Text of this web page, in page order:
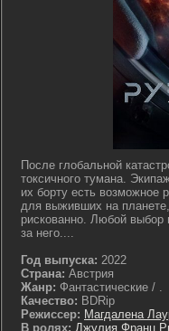
После глобальной
токсичного тумана.
их борту есть возможное
для выживших на
рискованно. Любой
за него....
Год выпуска: 2022
Страна: Австрия
Жанр: Фантастические / .
Качество: BDRip
Режиссер: Магдалена
В ролях: Джулия Франц